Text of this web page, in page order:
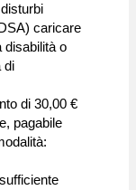
caricare
disabilità o
di
di 30,00 €
pagabile